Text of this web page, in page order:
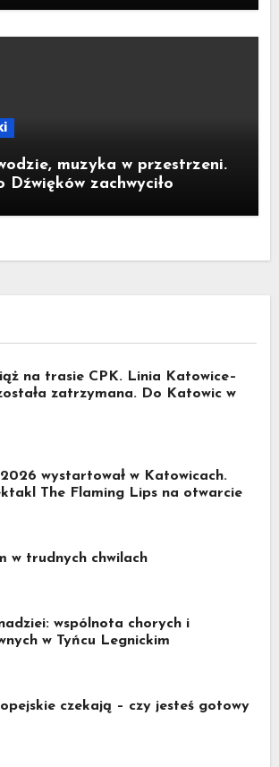
muzyka w przestrzeni.
Dźwięków zachwyciło
na trasie CPK. Linia Katowice–
zatrzymana. Do Katowic w
wystartował w Katowicach.
The Flaming Lips na otwarcie
w trudnych chwilach
wspólnota chorych i
w Tyńcu Legnickim
czekają – czy jesteś gotowy